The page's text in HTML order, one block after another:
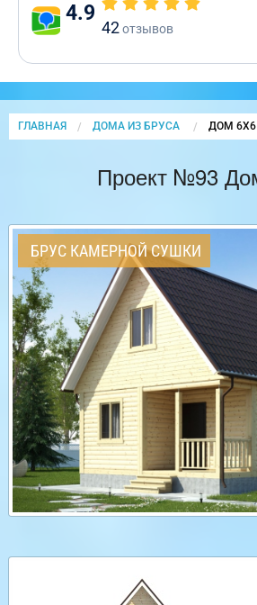
4.9
42отзывов
ГЛАВНАЯ ДОМА ИЗ БРУСА CURRENT:
ДОМ 6Х6
Проект №93
БРУС КАМЕРНОЙ СУШКИ